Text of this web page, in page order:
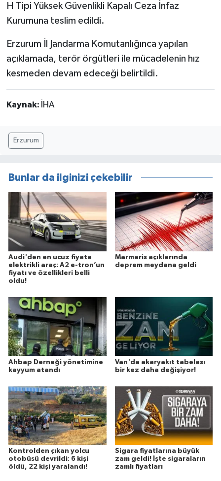
H Tipi Yüksek Güvenlikli Kapalı Ceza İnfaz
Kurumuna teslim edildi.
Erzurum İl Jandarma Komutanlığınca yapılan
açıklamada, terör örgütleri ile mücadelenin hız
kesmeden devam edeceği belirtildi.
Kaynak: İHA
Erzurum
Bunlar da ilginizi çekebilir
Audi'den en ucuz fiyata
elektrikli araç: A2 e-tron’un
fiyatı ve özellikleri belli
oldu!
Marmaris açıklarında
deprem meydana geldi
Ahbap Derneği yönetimine
kayyum atandı
Van'da akaryakıt tabelası
bir kez daha değişiyor!
Kontrolden çıkan yolcu
otobüsü devrildi: 6 kişi
öldü, 22 kişi yaralandı!
Sigara fiyatlarına büyük
zam geldi! İşte sigaraların
zamlı fiyatları